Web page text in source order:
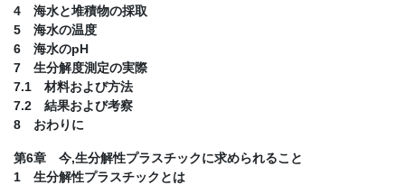
4 海水と堆積物の採取
5 海水の温度
6 海水のpH
7 生分解度測定の実際
7.1 材料および方法
7.2 結果および考察
8 おわりに
第6章 今,生分解性プラスチックに求められること
1 生分解性プラスチックとは